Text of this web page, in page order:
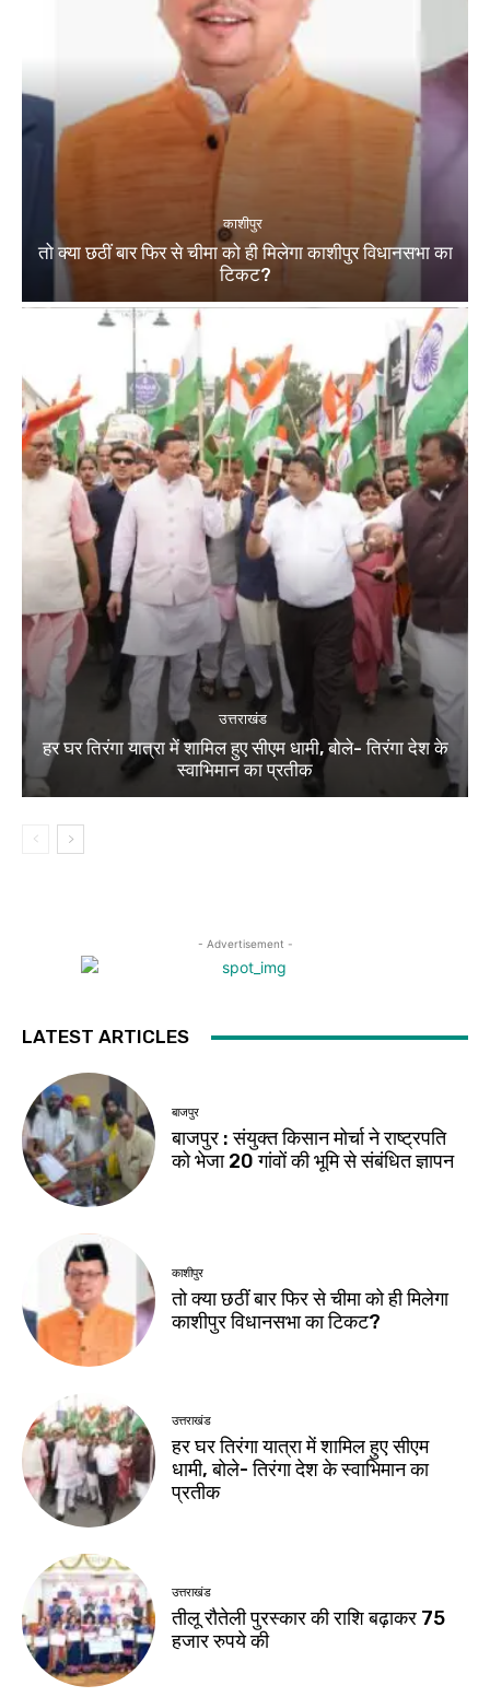
काशीपुर
तो क्या छठीं बार फिर से चीमा को ही मिलेगा काशीपुर विधानसभा का
टिकट?
उत्तराखंड
हर घर तिरंगा यात्रा में शामिल हुए सीएम धामी, बोले- तिरंगा देश के
स्वाभिमान का प्रतीक
- Advertisement -
LATEST ARTICLES
बाजपुर
बाजपुर : संयुक्त किसान मोर्चा ने राष्ट्रपति
को भेजा 20 गांवों की भूमि से संबंधित ज्ञापन
काशीपुर
तो क्या छठीं बार फिर से चीमा को ही मिलेगा
काशीपुर विधानसभा का टिकट?
उत्तराखंड
हर घर तिरंगा यात्रा में शामिल हुए सीएम
धामी, बोले- तिरंगा देश के स्वाभिमान का
प्रतीक
उत्तराखंड
तीलू रौतेली पुरस्कार की राशि बढ़ाकर 75
हजार रुपये की